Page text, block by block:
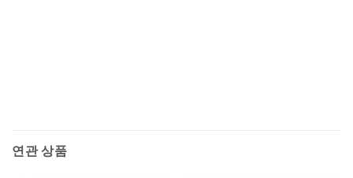
연관 상품